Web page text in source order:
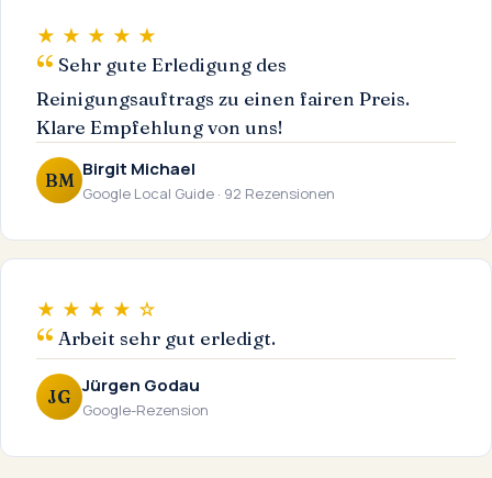
★ ★ ★ ★ ★
Sehr gute Erledigung des
Reinigungsauftrags zu einen fairen Preis.
Klare Empfehlung von uns!
BM Birgit Michael
Google Local Guide · 92 Rezensionen
★ ★ ★ ★ ☆
Arbeit sehr gut erledigt.
JG Jürgen Godau
Google-Rezension